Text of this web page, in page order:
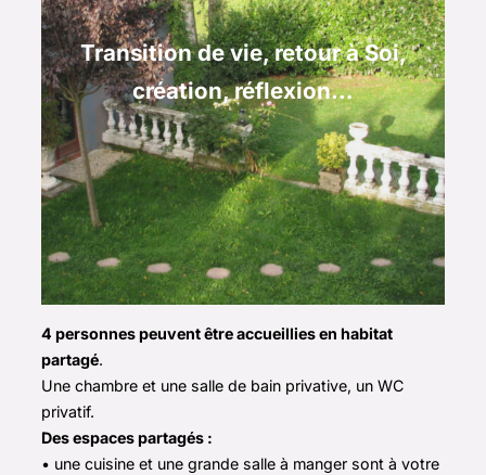
Transition de vie, retour à Soi,
création, réflexion…
4 personnes peuvent être accueillies en habitat
partagé.
Une chambre et une salle de bain privative, un WC
privatif.
Des espaces partagés :
• une cuisine et une grande salle à manger sont à votre